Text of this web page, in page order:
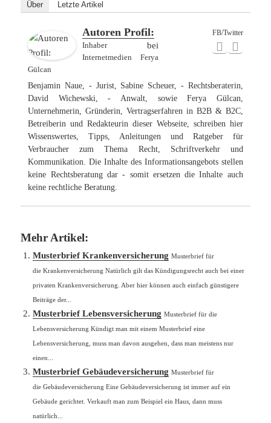
Über Letzte Artikel
FB/Twitter
Autoren Profil:
Inhaberbei
Internetmedien Ferya
Gülcan
Benjamin Naue, - Jurist, Sabine Scheuer, - Rechtsberaterin,
David Wichewski, - Anwalt, sowie Ferya Gülcan,
Unternehmerin, Gründerin, Vertragserfahren in B2B & B2C,
Betreiberin und Redakteurin dieser Webseite, schreiben hier
Wissenswertes, Tipps, Anleitungen und Ratgeber für
Verbraucher zum Thema Recht, Schriftverkehr und
Kommunikation. Die Inhalte des Informationsangebots stellen
keine Rechtsberatung dar - somit ersetzen die Inhalte auch
keine rechtliche Beratung.
Mehr Artikel:
Musterbrief Krankenversicherung Musterbrief für
die Krankenversicherung Natürlich gilt das Kündigungsrecht auch bei einer
privaten Krankenversicherung. Aber hier können auch einfach günstigere
Beiträge der...
Musterbrief Lebensversicherung Musterbrief für die
Lebensversicherung Kündigt man mit einem Musterbrief eine
Lebensversicherung, muss man davon ausgehen, dass man meistens nur
einen...
Musterbrief Gebäudeversicherung Musterbrief für
die Gebäudeversicherung Eine Gebäudeversicherung ist immer auf ein
Gebäude gerichtet. Verkauft man zum Beispiel ein Haus, dann muss
natürlich...